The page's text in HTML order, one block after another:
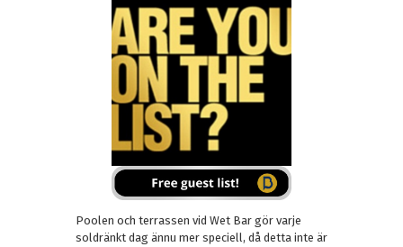
Poolen och terrassen vid Wet Bar gör varje
soldränkt dag ännu mer speciell, då detta inte är